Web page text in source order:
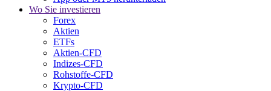
Wo Sie investieren
Forex
Aktien
ETFs
Aktien-CFD
Indizes-CFD
Rohstoffe-CFD
Krypto-CFD